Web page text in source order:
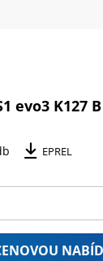
evo3 K127
EPREL